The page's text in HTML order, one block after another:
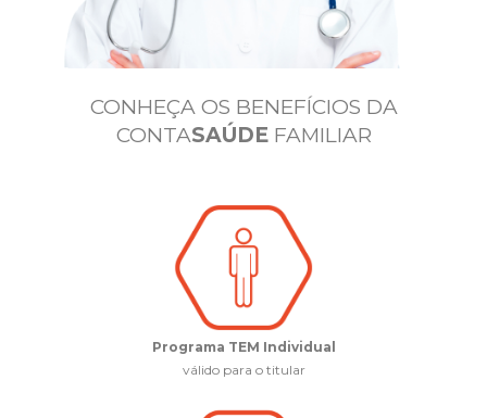
CONHEÇA OS BENEFÍCIOS DA
CONTASAÚDEFAMILIAR
Programa TEM Individual
válido para o titular